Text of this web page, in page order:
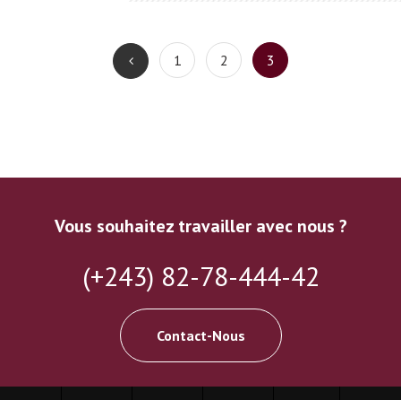
1 2 3
Vous souhaitez travailler avec nous ?
(+243) 82-78-444-42
Contact-Nous